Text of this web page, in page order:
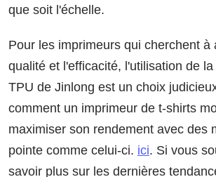
que soit l'échelle.
Pour les imprimeurs qui cherchent à
qualité et l'efficacité, l'utilisation de
TPU de Jinlong est un choix
comment un imprimeur de t-shirts
maximiser son rendement avec des
pointe comme celui-ci. ici. Si vous
savoir plus sur les dernières